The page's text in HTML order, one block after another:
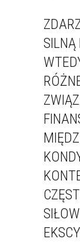
SILNĄ